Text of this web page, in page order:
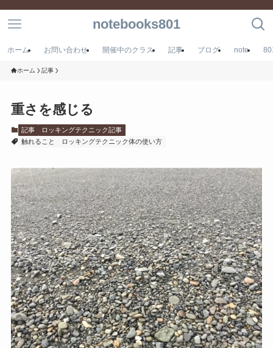
notebooks801
ホーム お問い合わせ 開催中のクラス 記事 ブログ note
ホーム 記事
重さを感じる
記事
ロッキングテクニック記事
触れること
ロッキングテクニック体の使い方